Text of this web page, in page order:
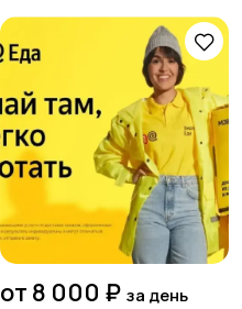
общепит4
Сельское хозяйство
Спорт и красота
от 8 000 ₽ за день